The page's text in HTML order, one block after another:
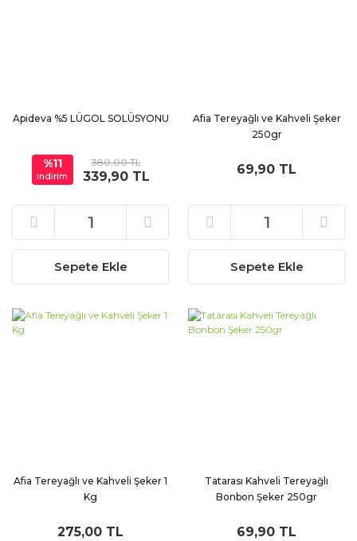
Apideva %5 LÜGOL SOLÜSYONU
%11
indirim
380,00 TL
339,90 TL
Sepete Ekle
Afia Tereyağlı ve Kahveli Şeker
250gr
69,90 TL
Sepete Ekle
Afia Tereyağlı ve Kahveli Şeker 1
Kg
275,00 TL
Tatarası Kahveli Tereyağlı
Bonbon Şeker 250gr
69,90 TL